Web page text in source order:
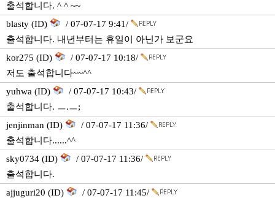
출석합니다. ^ ^ ~~
blasty (ID)
/ 07-07-17 9:41/
출석합니다. 내년부터는 휴일이 아닌가 보군요
kor275 (ID)
/ 07-07-17 10:18/
저도 출석합니다~~^^
yuhwa (ID)
/ 07-07-17 10:43/
출석합니다. ㅡ.ㅡ;
jenjinman (ID)
/ 07-07-17 11:36/
출석합니다......^^
sky0734 (ID)
/ 07-07-17 11:36/
출석합니다.
ajjuguri20 (ID)
/ 07-07-17 11:45/